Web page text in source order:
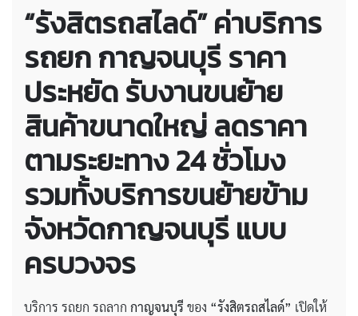
“รังสิตรถสไลด์” ค่าบริการ
รถยก กาญจนบุรี ราคา
ประหยัด รับงานขนย้าย
สินค้าขนาดใหญ่ ลดราคา
ตามระยะทาง 24 ชั่วโมง
รวมทั้งบริการขนย้ายข้าม
จังหวัดกาญจนบุรี แบบ
ครบวงจร
บริการ รถยก รถลาก กาญจนบุรี ของ “รังสิตรถสไลด์” เปิดให้